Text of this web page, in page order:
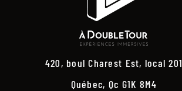
420, boul Charest Est, local 201
Québec, Qc G1K 8M4